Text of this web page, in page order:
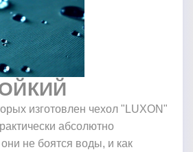
изготовлен чехол "LUXON"
абсолютно
не боятся воды, и как